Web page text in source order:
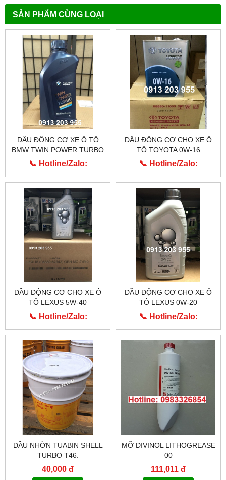
SẢN PHẨM CÙNG LOẠI
DẦU ĐỘNG CƠ XE Ô TÔ
BMW TWIN POWER TURBO
0W-30
📞 Hotline/Zalo:
0913.203.955
DẦU ĐỘNG CƠ CHO XE Ô
TÔ TOYOTA 0W-16
📞 Hotline/Zalo:
0913.203.955
DẦU ĐỘNG CƠ CHO XE Ô
TÔ LEXUS 5W-40
📞 Hotline/Zalo:
0913.203.955
DẦU ĐỘNG CƠ CHO XE Ô
TÔ LEXUS 0W-20
📞 Hotline/Zalo:
0913.203.955
DẦU NHỜN TUABIN SHELL
TURBO T46.
40,000 đ
MỠ DIVINOL LITHOGREASE
00
111,011 đ